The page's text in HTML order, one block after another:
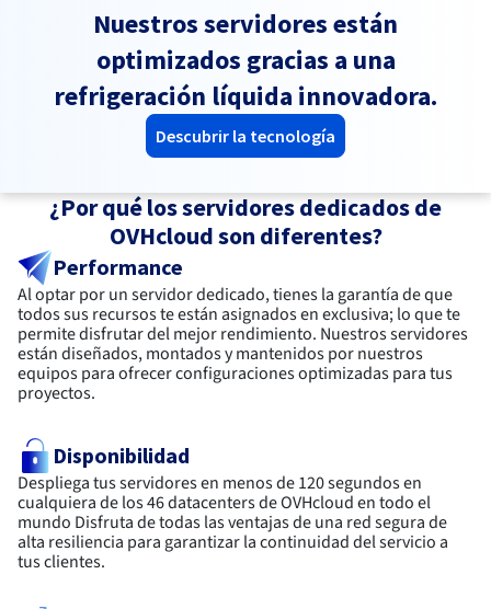
Nuestros servidores están
optimizados gracias a una
refrigeración líquida innovadora.
Descubrir la tecnología
¿Por qué los servidores dedicados de
OVHcloud son diferentes?
Performance
Al optar por un servidor dedicado, tienes la garantía de que
todos sus recursos te están asignados en exclusiva; lo que te
permite disfrutar del mejor rendimiento. Nuestros servidores
están diseñados, montados y mantenidos por nuestros
equipos para ofrecer configuraciones optimizadas para tus
proyectos.
Disponibilidad
Despliega tus servidores en menos de 120 segundos en
cualquiera de los 46 datacenters de OVHcloud en todo el
mundo Disfruta de todas las ventajas de una red segura de
alta resiliencia para garantizar la continuidad del servicio a
tus clientes.